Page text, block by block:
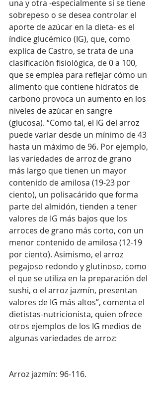
una y otra -especialmente si se tiene
sobrepeso o se desea controlar el
aporte de azúcar en la dieta- es el
índice glucémico (IG), que, como
explica de Castro, se trata de una
clasificación fisiológica, de 0 a 100,
que se emplea para reflejar cómo un
alimento que contiene hidratos de
carbono provoca un aumento en los
niveles de azúcar en sangre
(glucosa). “Como tal, el IG del arroz
puede variar desde un mínimo de 43
hasta un máximo de 96. Por ejemplo,
las variedades de arroz de grano
más largo que tienen un mayor
contenido de amilosa (19-23 por
ciento), un polisacárido que forma
parte del almidón, tienden a tener
valores de IG más bajos que los
arroces de grano más corto, con un
menor contenido de amilosa (12-19
por ciento). Asimismo, el arroz
pegajoso redondo y glutinoso, como
el que se utiliza en la preparación del
sushi, o el arroz jazmín, presentan
valores de IG más altos”, comenta el
dietistas-nutricionista, quien ofrece
otros ejemplos de los IG medios de
algunas variedades de arroz:
Arroz jazmín: 96-116.